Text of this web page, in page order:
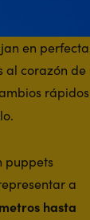
en perfecta
al corazón de
rápidos
puppets
a
hasta